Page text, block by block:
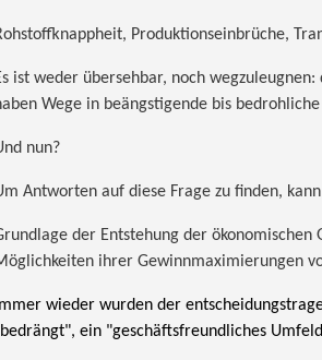
Produktionseinbrüche,
ist weder übersehbar, noch
Wege in beängstigende bis
nun?
Antworten auf diese Frage zu finden,
der Entstehung der
ihrer Gewinnmaximierungen
Immer wieder wurden der
ein "geschäftsfreundliches